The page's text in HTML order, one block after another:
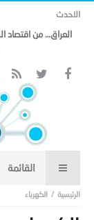
الاحدث
العراق… من اقتصاد
الكهرباء